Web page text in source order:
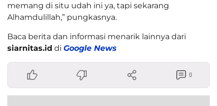
memang di situ udah ini ya, tapi sekarang
Alhamdulillah,” pungkasnya.
Baca berita dan informasi menarik lainnya dari
siarnitas.id di Google News
0